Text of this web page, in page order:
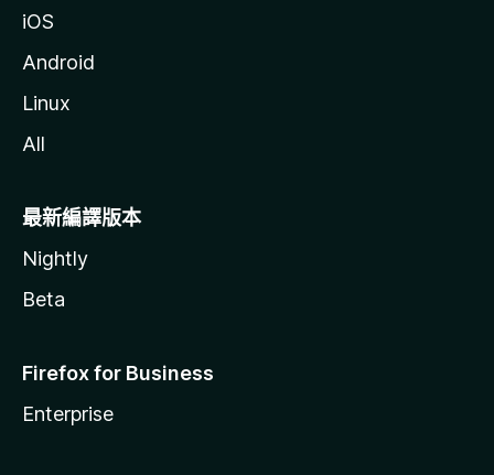
iOS
Android
Linux
All
最新編譯版本
Nightly
Beta
Firefox for Business
Enterprise